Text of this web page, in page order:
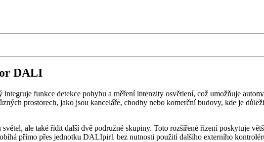
DALI
funkce detekce pohybu a měření intenzity osvětlení, což umožňuje
prostorech, jako jsou kanceláře, chodby nebo komerční budovy, kde je
ale také řídit další dvě podružné skupiny. Toto rozšířené řízení poskytuje
přímo přes jednotku DALIpir1 bez nutnosti použití dalšího externího